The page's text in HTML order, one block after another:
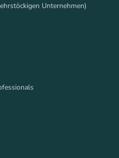
Unternehmen)